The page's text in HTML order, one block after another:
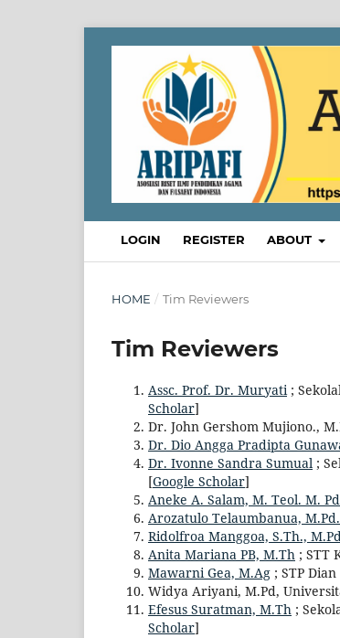
LOGIN REGISTER ABOUT
HOME / Tim Reviewers
Tim Reviewers
Assc. Prof. Dr. Muryati;
Scholar]
Dr. John Gershom Mujiono.,
Dr. Dio Angga Pradipta
Dr. Ivonne Sandra Sumual ;
[Google Scholar]
Aneke A. Salam, M. Teol. M.
Arozatulo Telaumbanua,
Ridolfroa Manggoa, S.Th.,
Anita Mariana PB, M.Th ; STT
Mawarni Gea, M.Ag ; STP
Widya Ariyani, M.Pd,
Efesus Suratman, M.Th ;
Scholar]